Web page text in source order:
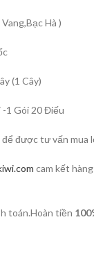
Hà )
(1 Cây)
-1 Gói 20 Điếu
được tư vấn mua
cam kết
toán.Hoàn tiền